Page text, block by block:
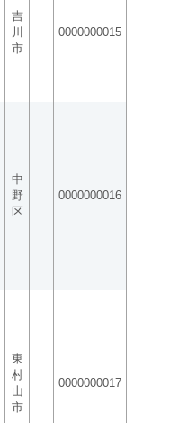
吉
川
市
0000000015
中
野
区
0000000016
東
村
山
市
0000000017